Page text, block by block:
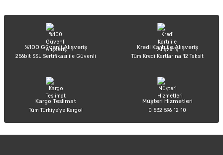
Ürün açıklamasında eksik bilgiler bulunuyor.
Ürün bilgilerinde hatalar bulunuyor.
Ürün fiyatı diğer sitelerden daha pahalı.
Sitemize ilk yorumu siz yapın!
%100 Güvenli Alışveriş
256bit SSL Sertifikası ile Güvenli
Kredi Kartı ile Alışveriş
Tüm Kredi Kartlarına 12 Taksit
Kargo Teslimat
Tüm Türkiye’ye Kargo!
Müşteri Hizmetleri
0 532 596 12 10